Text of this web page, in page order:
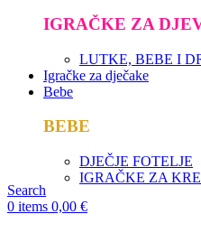
IGRAČKE ZA
LUTKE, BEBE I
Igračke za dječake
Bebe
BEBE
DJEČJE FOTELJE
IGRAČKE ZA
Search
0 items 0,00 €